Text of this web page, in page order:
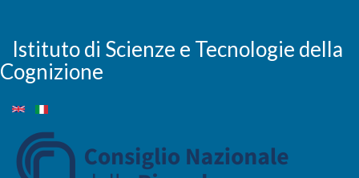
main
content
Istituto di Scienze e Tecnologie della
Cognizione